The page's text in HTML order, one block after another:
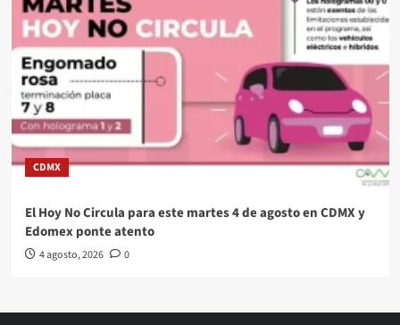
CDMX
El Hoy No Circula para este martes 4 de agosto en CDMX y
Edomex ponte atento
4 agosto, 2026 0